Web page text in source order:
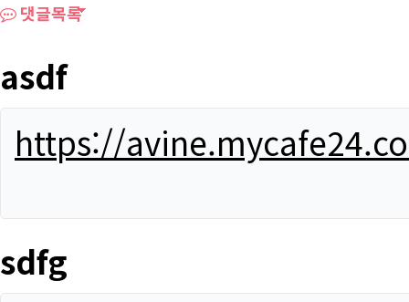
댓글목록
asdf
https://
sdfg